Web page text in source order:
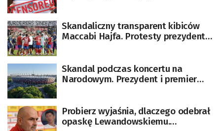
Skandaliczny transparent kibiców
Maccabi Hajfa. Protesty prezydenta
Skandal podczas koncertu na
Narodowym. Prezydent i premier
Probierz wyjaśnia, dlaczego odebrał
opaskę Lewandowskiemu.